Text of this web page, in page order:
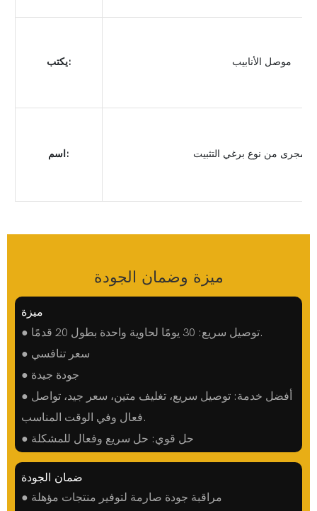
يكتب: موصل الأنابيب
اسم: مجرى من نوع برغي التثبيت
ميزة وضمان الجودة
ميزة
● توصيل سريع: 30 يومًا لحاوية واحدة بطول 20 قدمًا.
● سعر تنافسي
● جودة جيدة
● أفضل خدمة: توصيل سريع، تغليف متين، سعر جيد، تواصل
فعال وفي الوقت المناسب.
● حل قوي: حل سريع وفعال للمشكلة
ضمان الجودة
● مراقبة جودة صارمة لتوفير منتجات مؤهلة